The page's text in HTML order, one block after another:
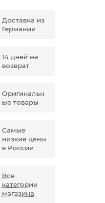
Доставка из
Германии
14 дней на
возврат
Оригинальн
ые товары
Самые
низкие цены
в России
Все
категории
магазина